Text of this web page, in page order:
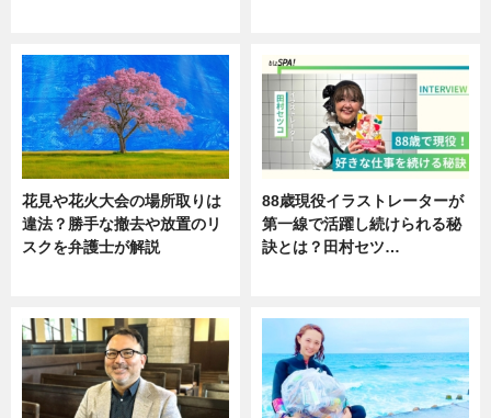
花見や花火大会の場所取りは
違法？勝手な撤去や放置のリ
スクを弁護士が解説
88歳現役イラストレーターが
第一線で活躍し続けられる秘
訣とは？田村セツ…